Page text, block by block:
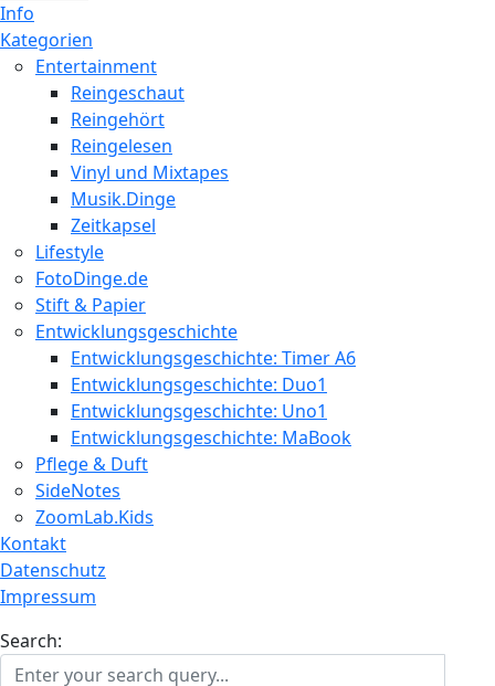
Info
Kategorien
Entertainment
Reingeschaut
Reingehört
Reingelesen
Vinyl und Mixtapes
Musik.Dinge
Zeitkapsel
Lifestyle
FotoDinge.de
Stift & Papier
Entwicklungsgeschichte
Entwicklungsgeschichte: Timer A6
Entwicklungsgeschichte: Duo1
Entwicklungsgeschichte: Uno1
Entwicklungsgeschichte: MaBook
Pflege & Duft
SideNotes
ZoomLab.Kids
Kontakt
Datenschutz
Impressum
Search: